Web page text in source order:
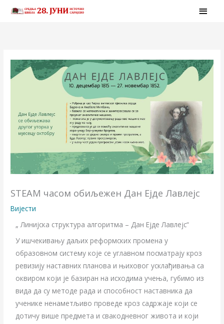
STEAM часом обиљежен Дан Ејде Лавлејс
Вијести
„ Линијска структура алгоритма – Дан Ејде Лавлејс“
У ишчекивању даљих реформских промена у
образовном систему које се углавном посматрају кроз
ревизију наставних планова и њиховог усклађивања са
оквиром који је базиран на исходима учења, губимо из
вида да су методе рада и способност наставника да
ученике ненаметљиво проведе кроз садржаје који се
дотичу више предмета и свакодневног живота и који